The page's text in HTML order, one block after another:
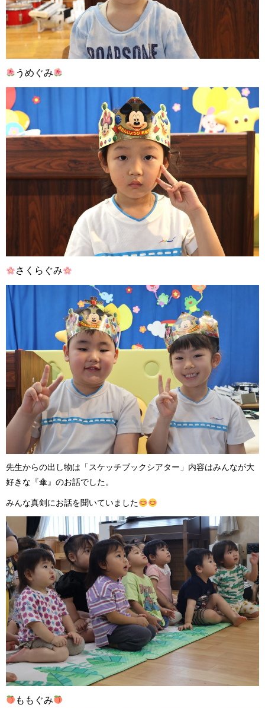
うめぐみ
さくらぐみ
先生からの出し物は「スケッチブックシアター」内容はみんなが大
好きな『傘』のお話でした。
みんな真剣にお話を聞いていました
ももぐみ